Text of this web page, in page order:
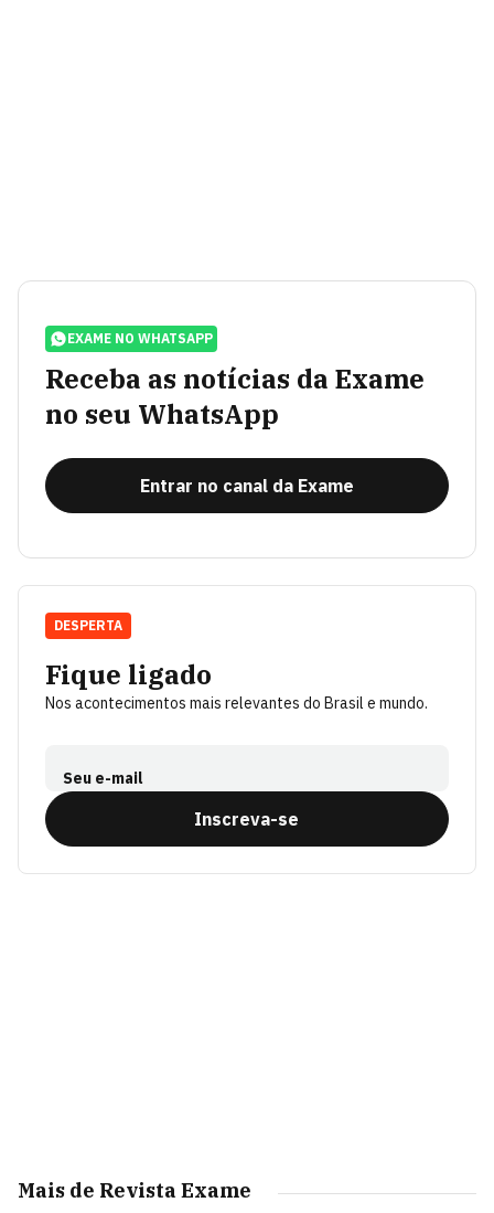
EXAME NO WHATSAPP
Receba as notícias da Exame
no seu WhatsApp
Entrar no canal da Exame
Fique ligado
Nos acontecimentos mais relevantes do Brasil e mundo.
Seu e-mail
Inscreva-se
DESPERTA
Mais de Revista Exame